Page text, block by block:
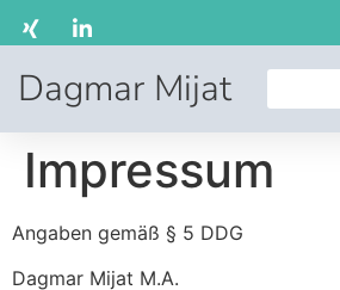
Dagmar Mijat
Impressum
Angaben gemäß § 5 DDG
Dagmar Mijat M.A.